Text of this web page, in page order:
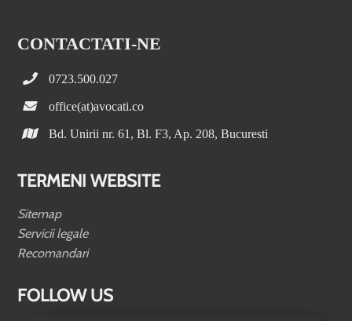
CONTACTATI-NE
0723.500.027
office(at)avocati.co
Bd. Unirii nr. 61, Bl. F3, Ap. 208, Bucuresti
TERMENI WEBSITE
Sitemap
Servicii legale
Recomandari
FOLLOW US